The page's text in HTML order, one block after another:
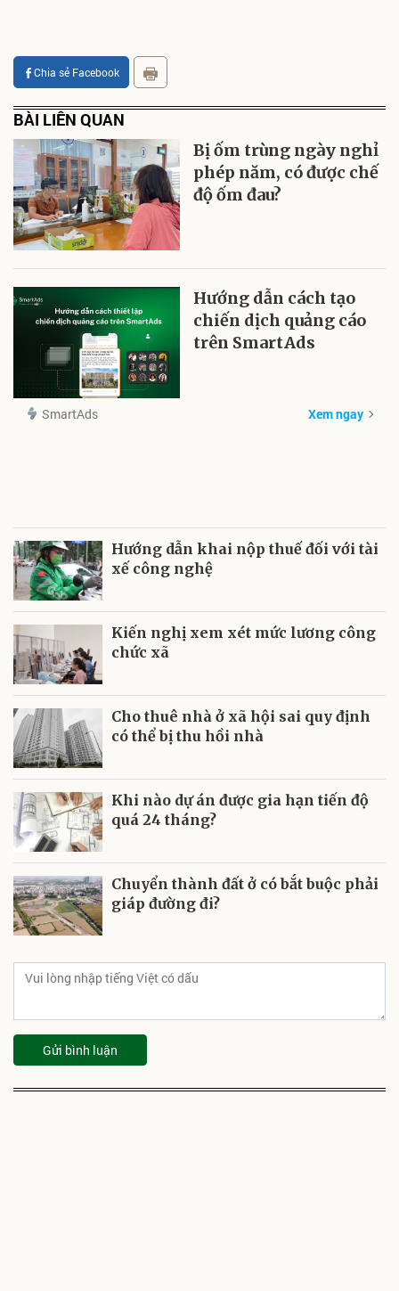
Chia sẻ Facebook
BÀI LIÊN QUAN
Bị ốm trùng ngày nghỉ
phép năm, có được chế
độ ốm đau?
Hướng dẫn cách tạo
chiến dịch quảng cáo
trên SmartAds
SmartAds Xem ngay
Hướng dẫn khai nộp thuế đối với tài
xế công nghệ
Kiến nghị xem xét mức lương công
chức xã
Cho thuê nhà ở xã hội sai quy định
có thể bị thu hồi nhà
Khi nào dự án được gia hạn tiến độ
quá 24 tháng?
Chuyển thành đất ở có bắt buộc phải
giáp đường đi?
Gửi bình luận